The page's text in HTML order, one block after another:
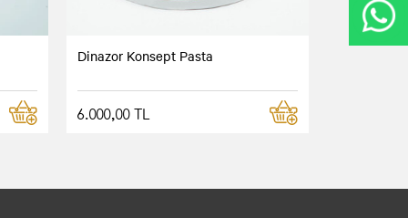
Dinazor Konsept Pasta
6.000,00 TL